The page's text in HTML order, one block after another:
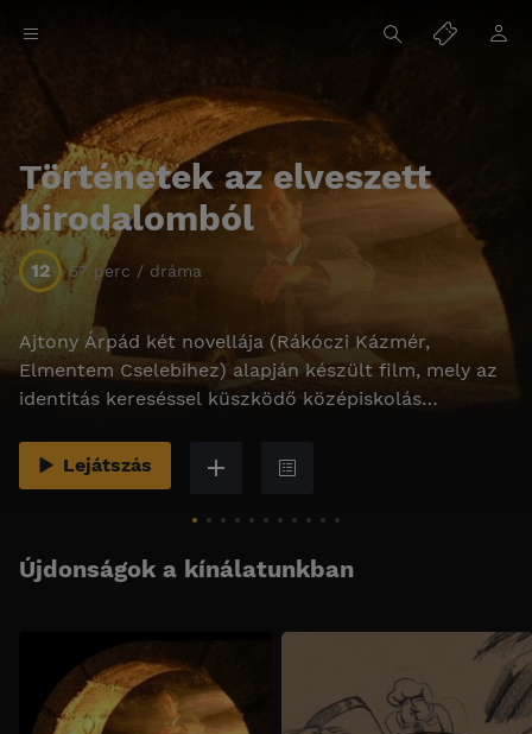
Történetek az elveszett
birodalomból
12 57 perc / dráma
Ajtony Árpád két novellája (Rákóczi Kázmér,
Elmentem Cselebihez) alapján készült film, mely az
identitás kereséssel küszködő középiskolás
Lejátszás
Újdonságok a kínálatunkban